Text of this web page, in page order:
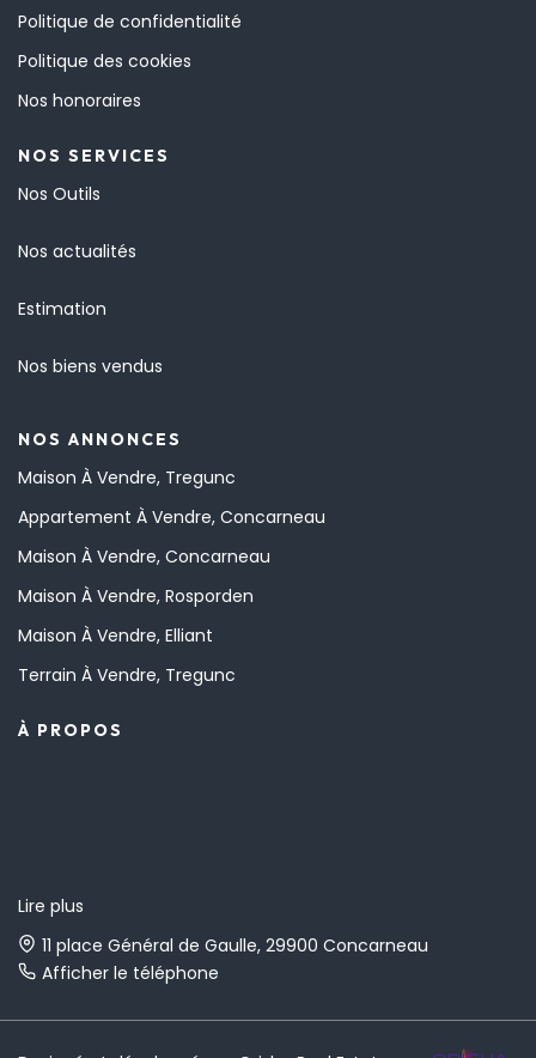
Politique de confidentialité
Politique des cookies
Nos honoraires
NOS SERVICES
Nos Outils
Nos actualités
Estimation
Nos biens vendus
NOS ANNONCES
Maison À Vendre, Tregunc
Appartement À Vendre, Concarneau
Maison À Vendre, Concarneau
Maison À Vendre, Rosporden
Maison À Vendre, Elliant
Terrain À Vendre, Tregunc
À PROPOS
Lire plus
11 place Général de Gaulle, 29900 Concarneau
Afficher le téléphone